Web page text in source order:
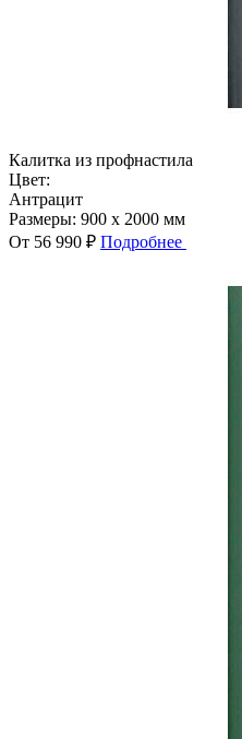
Калитка из профнастила
Цвет:
Антрацит
Размеры: 900 x 2000 мм
От 56 990 ₽ Подробнее